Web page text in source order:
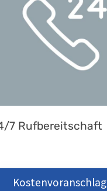
7 Rufbereitschaft
Kostenvoranschlag